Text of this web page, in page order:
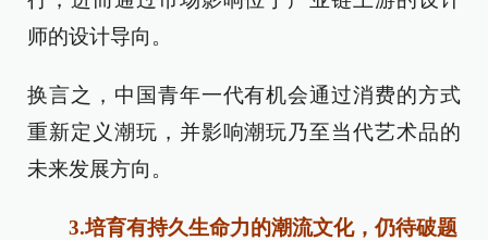
师的设计导向。
换言之，中国青年一代有机会通过消费的方式
重新定义潮玩，并影响潮玩乃至当代艺术品的
未来发展方向。
3.培育有持久生命力的潮流文化，仍待破题